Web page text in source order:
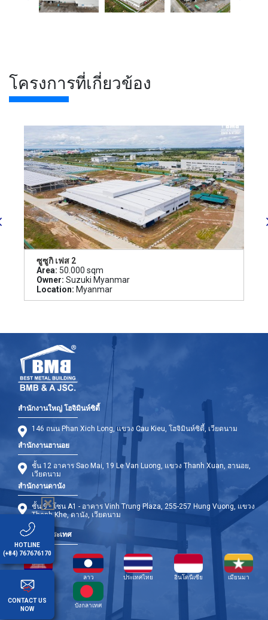
โครงการที่เกี่ยวข้อง
ซูซูกิ เฟส 2
Area: 50.000 sqm
Owner: Suzuki Myanmar
Location: Myanmar
สำนักงานใหญ่ โฮจิมินห์ซิตี้
146 ถนน Phan Xich Long, แขวง Cau Kieu, โฮจิมินห์ซิตี้, เวียดนาม
สำนักงานฮานอย
ชั้น 12 อาคาร Sao Mai, 19 Le Van Luong, แขวง Thanh Xuan, ฮานอย,
เวียดนาม
สำนักงานดานัง
ชั้น 9 - โซน A1 - อาคาร Vinh Trung Plaza, 255-257 Hung Vuong, แขวง
Thanh Khe, ดานัง, เวียดนาม
สาขาต่างประเทศ
ลาว ประเทศไทย อินโดนีเซีย เมียนมา
ฟิลิปปินส์ บังกลาเทศ
HOTLINE
(+84) 767676170
CONTACT US
NOW